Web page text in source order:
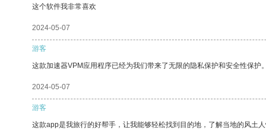
这个软件我非常喜欢
2024-05-07
游客
这款加速器VPM应用程序已经为我们带来了无限的隐私保护和安全性保护
2024-05-07
游客
这款app是我旅行的好帮手，让我能够轻松找到目的地，了解当地的风土